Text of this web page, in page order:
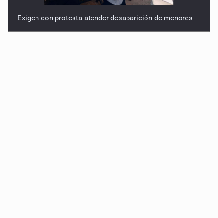
Exigen con protesta atender desaparición de menores